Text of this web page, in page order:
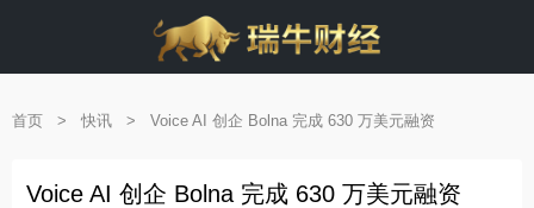
首页 > 快讯 > Voice AI 创企 Bolna 完成 630 万美元融资
Voice AI 创企 Bolna 完成 630 万美元融资